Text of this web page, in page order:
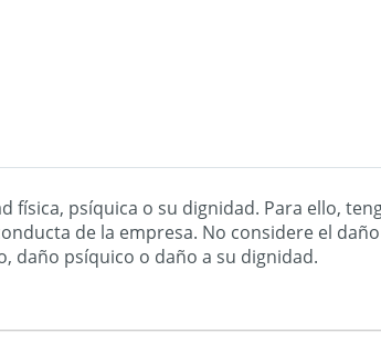
psíquica o su dignidad. Para ello,
de la empresa. No considere el daño
sí repercusiones, tales como: daño físico, daño psíquico o daño a su dignidad.